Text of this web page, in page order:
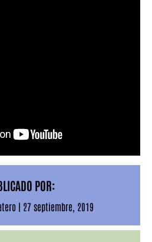
POR:
| 27 septiembre, 2019